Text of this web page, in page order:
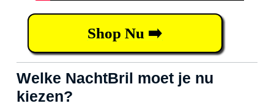
Shop Nu ➡️
Welke NachtBril moet je nu
kiezen?